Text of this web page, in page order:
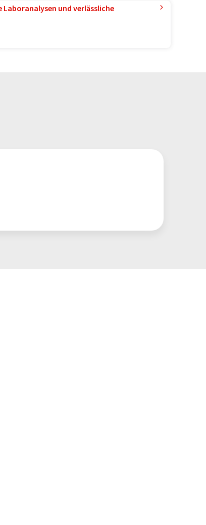
Laboranalysen und verlässliche